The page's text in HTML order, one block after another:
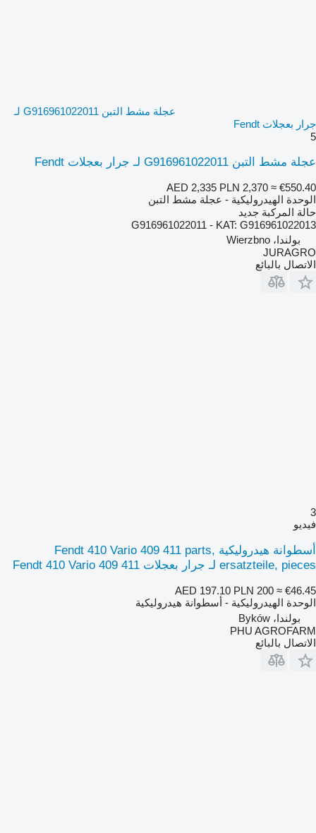
عجلة مشط التبن G916961022011 لـ
جرار بعجلات Fendt
5
عجلة مشط التبن G916961022011 لـ جرار بعجلات Fendt
AED 2,335 PLN 2,370 ≈ €550.40
الوحدة الهيدروليكية - عجلة مشط التبن
حالة المركبة جديد
G916961022011 - KAT: G916961022013
بولندا، Wierzbno
JURAGRO
الاتصال بالبائع
3
فيديو
أسطوانة هيدروليكية Fendt 410 Vario 409 411 parts,
ersatzteile, pieces لـ جرار بعجلات Fendt 410 Vario 409 411
AED 197.10 PLN 200 ≈ €46.45
الوحدة الهيدروليكية - أسطوانة هيدروليكية
بولندا، Byków
PHU AGROFARM
الاتصال بالبائع